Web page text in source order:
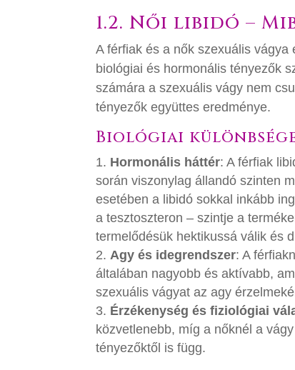
1.2. Női libidó –
A férfiak és a nők szexuális
biológiai és hormonális tényezők
számára a szexuális vágy nem
tényezők együttes eredménye.
Biológiai
Hormonális háttér: A férfiak
során viszonylag állandó szinten
esetében a libidó sokkal inkább
a tesztoszteron – szintje a
termelődésük hektikussá válik és
Agy és idegrendszer: A
általában nagyobb és aktívabb,
szexuális vágyat az agy
Érzékenység és fiziológiai
közvetlenebb, míg a nőknél a
tényezőktől is függ.